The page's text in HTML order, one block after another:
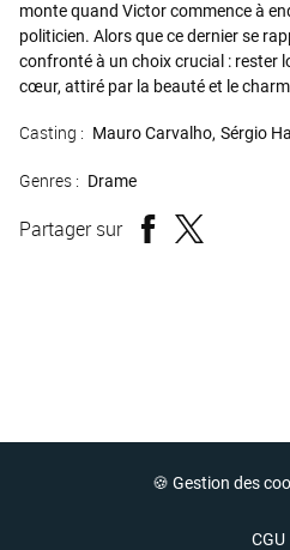
monte quand Victor commence à
politicien. Alors que ce dernier se
confronté à un choix crucial : rester
cœur, attiré par la beauté et le
Casting : Mauro Carvalho Sérgio
Genres : Drame
Partager sur
🍪 Gestion des
CGU